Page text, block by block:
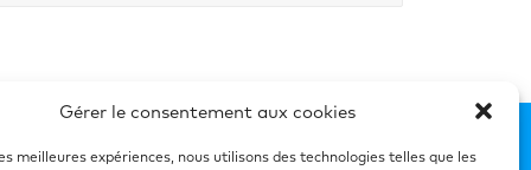
Gérer le consentement aux cookies
meilleures expériences, nous utilisons des technologies telles que les
Mentions Légales